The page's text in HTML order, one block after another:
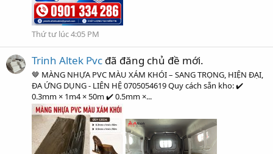
Thứ tư lúc 4:05 PM
Trinh Altek Pvc đã đăng chủ đề mới.
🤎 MÀNG NHỰA PVC MÀU XÁM KHÓI – SANG TRỌNG, HIỆN ĐẠI,
ĐA ỨNG DỤNG - LIÊN HỆ 0705054619 Quy cách sẵn kho: ✔️
0.3mm × 1m4 × 50m ✔️ 0.5mm ×...